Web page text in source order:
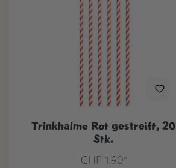
Trinkhalme Rot gestreift, 20
Stk.
CHF 1.90*